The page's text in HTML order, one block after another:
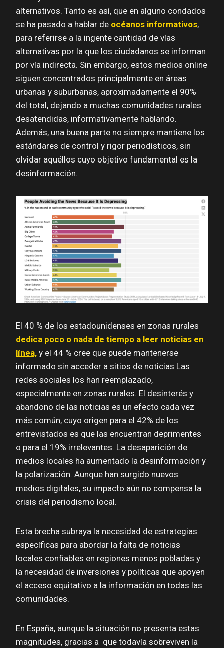
alternativos. Tanto es así, que en alguno condados
se ha pasado a hablar de océanos informativos,
para referirse a la ingente cantidad de vías
alternativas por la que los ciudadanos se informan
por vía indirecta. Sin embargo, estos medios online
siguen concentrados principalmente en áreas
urbanas y suburbanas, aproximadamente el 90%
del total, dejando a muchas comunidades rurales
desatendidas, informativamente hablando.
Además, una buena parte no siempre mantiene los
estándares de control y rigor periodísticos, sin
olvidar aquéllos cuyo objetivo fundamental es la
desinformación.
El 40 % de los estadounidenses en zonas rurales
dedica poco o nada de tiempo a leer noticias en
línea, y el 44 % cree que puede mantenerse
informado sin acceder a sitios de noticias Las
redes sociales los han reemplazado,
especialmente en zonas rurales. El desinterés y
abandono de las noticias es un efecto cada vez
más común, cuyo origen para el 42% de los
entrevistados es que las encuentran deprimentes
o para el 19% irrelevantes. La desaparición de
medios locales ha aumentado la desinformación y
la polarización. Aunque han surgido nuevos
medios digitales, su impacto aún no compensa la
crisis del periodismo local.
Esta brecha subraya la necesidad de estrategias
específicas para abordar la falta de noticias
locales confiables en regiones menos pobladas y
la necesidad de inversiones y políticas que apoyen
el acceso equitativo a la información en todas las
comunidades.
En España, aunque la situación no presenta estas
magnitudes, gracias a que todavía sobreviven la